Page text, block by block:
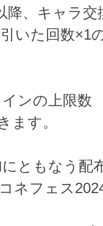
降、キャラ
いた回数×1
ンの上限数
ます。
ともなう配
ネフェス